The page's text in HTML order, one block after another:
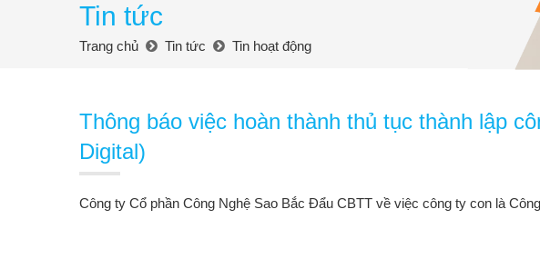
Tin tức
Trang chủ Tin tức Tin hoạt động
Thông báo việc hoàn thành thủ tục thành lập
Digital)
Công ty Cổ phần Công Nghệ Sao Bắc Đẩu CBTT về việc công ty con là